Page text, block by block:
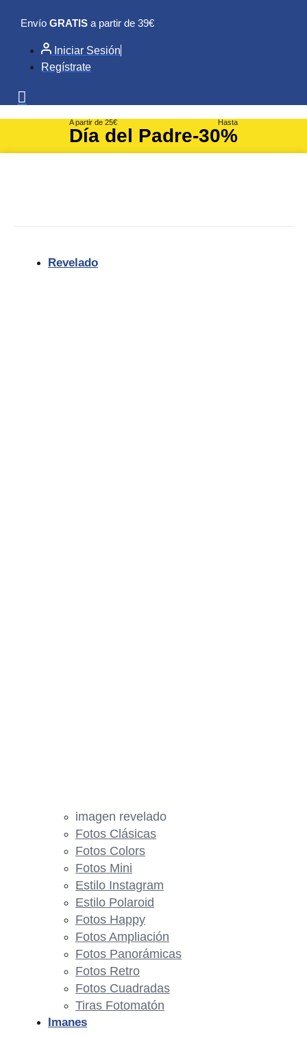
contenido
Envío GRATIS a partir de 39€
Iniciar Sesión
Regístrate
A partir de 25€
Día del Padre
Hasta
-30%
Revelado
imagen revelado
Fotos Clásicas
Fotos Colors
Fotos Mini
Estilo Instagram
Estilo Polaroid
Fotos Happy
Fotos Ampliación
Fotos Panorámicas
Fotos Retro
Fotos Cuadradas
Tiras Fotomatón
Imanes